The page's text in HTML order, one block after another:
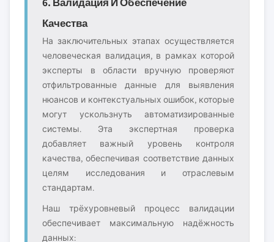
Качества
На заключительных этапах осуществляется
человеческая валидация, в рамках которой
эксперты в области вручную проверяют
отфильтрованные данные для выявления
нюансов и контекстуальных ошибок, которые
могут ускользнуть автоматизированные
системы. Эта экспертная проверка
добавляет важный уровень контроля
качества, обеспечивая соответствие данных
целям исследования и отраслевым
стандартам.
Наш трёхуровневый процесс валидации
обеспечивает максимальную надёжность
данных: